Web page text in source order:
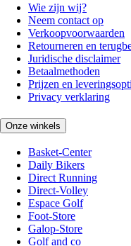
Wie zijn wij?
Neem contact op
Verkoopvoorwaarden
Retourneren en
Juridische disclaimer
Betaalmethoden
Prijzen en
Privacy verklaring
Onze winkels
Basket-Center
Daily Bikers
Direct Running
Direct-Volley
Espace Golf
Foot-Store
Galop-Store
Golf and co